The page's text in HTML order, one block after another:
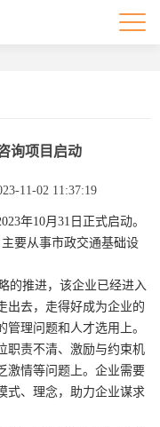
询项目启动
11-02 11:37:19
年10月31 日正式启动。
要从事市政交通基础设
的推进，该企业已经进入
出去，走得好成为企业的
理问题和人才选用上。
职责不清、激励与约束机
激情等问题上。企业需要
式、理念，助力企业谋求